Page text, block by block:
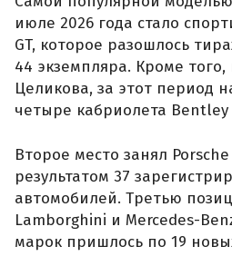
июле 2026 года стало
GT, которое разошлось
44 экземпляра. Кроме
Целикова, за этот период
четыре кабриолета Bentley
Второе место занял Porsche
результатом 37
автомобилей. Третью
Lamborghini и Mercedes-
марок пришлось по 19